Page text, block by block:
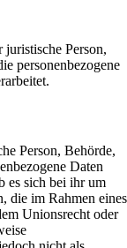
Person,
personenbezogene
Person, Behörde,
Daten
es sich bei ihr um
die im Rahmen eines
Unionsrecht oder